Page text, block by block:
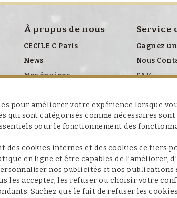
À propos de nous
CECILE C Paris
News
Mes équipes
Service
Gagnez
Nous
SAV
pour améliorer votre expérience lorsque
qui sont catégorisés comme nécessaires
pour le fonctionnement des
des cookies internes et des cookies de tiers
en ligne et être capables de l’améliorer,
nos publicités et nos publications
les accepter, les refuser ou choisir votre
Sachez que le fait de refuser les